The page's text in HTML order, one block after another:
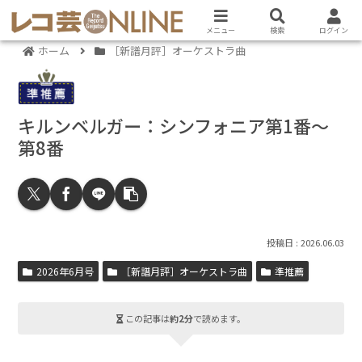
ホーム ［新譜月評］オーケストラ曲
キルンベルガー：シンフォニア第1番～
第8番
2026.06.03
2026年6月号 ［新譜月評］オーケストラ曲 準推薦
この記事は約2分で読めます。
メニュー 検索 ログイン